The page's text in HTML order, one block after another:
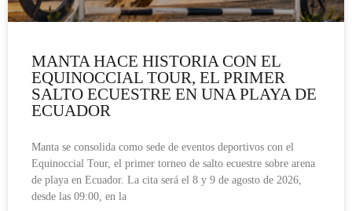
MANTA HACE HISTORIA CON EL
EQUINOCCIAL TOUR, EL PRIMER
SALTO ECUESTRE EN UNA PLAYA DE
ECUADOR
Manta se consolida como sede de eventos deportivos con el
Equinoccial Tour, el primer torneo de salto ecuestre sobre arena
de playa en Ecuador. La cita será el 8 y 9 de agosto de 2026,
desde las 09:00, en la